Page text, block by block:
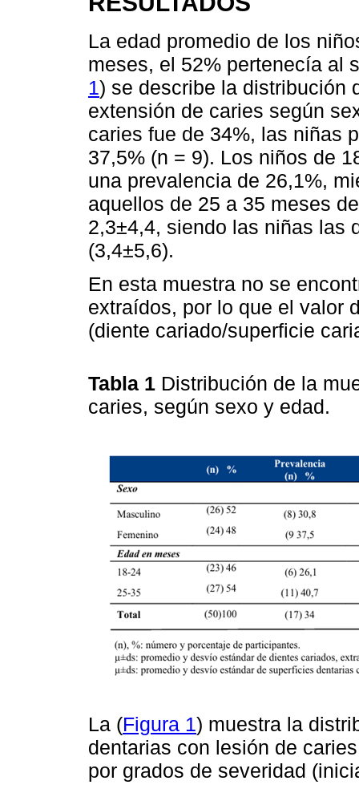
La edad promedio de los
meses, el 52% pertenecía al
1) se describe la distribución
extensión de caries según
caries fue de 34%, las niñas
37,5% (n = 9). Los niños de
una prevalencia de 26,1%,
aquellos de 25 a 35 meses
2,3±4,4, siendo las niñas las
(3,4±5,6).
En esta muestra no se
extraídos, por lo que el valor
(diente cariado/superficie
Tabla 1 Distribución de la
caries, según sexo y edad.
La (Figura 1) muestra la
dentarias con lesión de
por grados de severidad